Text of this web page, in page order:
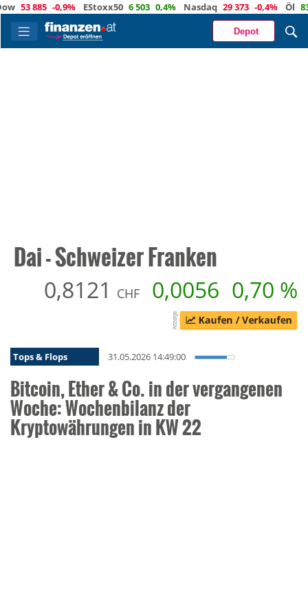
53 885 -0,9% EStoxx50 6 503 0,4% Nasdaq 29 373 -0,4% Öl 83,3
Depot
Dai - Schweizer Franken
0,8121 CHF 0,0056 0,70 %
Tops & Flops 31.05.2026 14:49:00
Bitcoin, Ether & Co. in der vergangenen
Woche: Wochenbilanz der
Kryptowährungen in KW 22